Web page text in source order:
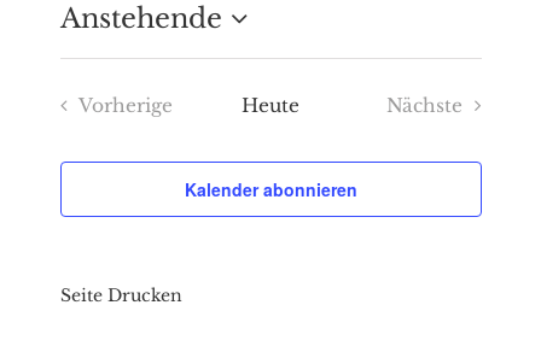
Anstehende
Datum
wählen.
Vorherige
Heute
Nächste
Kalender abonnieren
Seite Drucken